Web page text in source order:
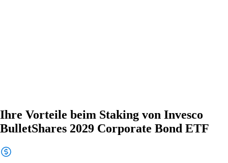
Ihre Vorteile beim Staking von Invesco
BulletShares 2029 Corporate Bond ETF